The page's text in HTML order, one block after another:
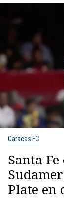
Caracas FC
Santa
Plate en